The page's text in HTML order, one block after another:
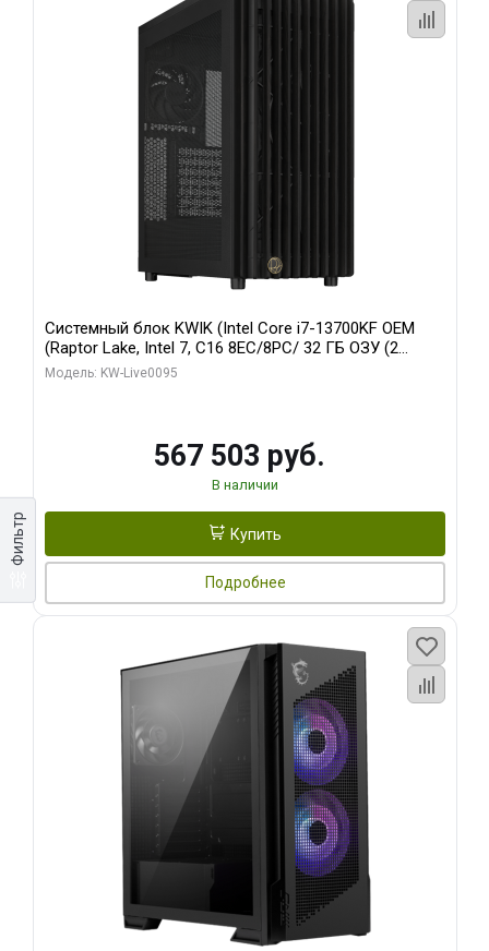
Фильтр
Системный блок KWIK (Intel Core i7-13700KF OEM
(Raptor Lake, Intel 7, C16 8EC/8PC/ 32 ГБ ОЗУ (2
модуля)/ Afox RTX4090 24GB GDDR6X 384-Bit 3xDP
Модель: KW-Live0095
567 503 руб.
В наличии
Купить
Подробнее